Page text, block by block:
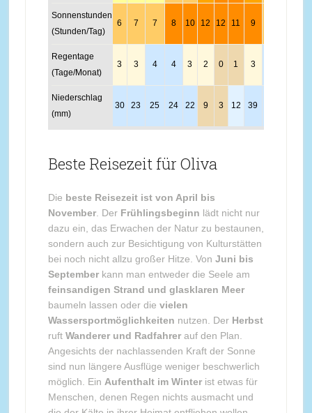
Sonnenstunden
(Stunden/Tag)
6 7 7 8 10 12 12 11 9
Regentage
(Tage/Monat)
3 3 4 4 3 2 0 1 3
Niederschlag
(mm)
30 23 25 24 22 9 3 12 39
Beste Reisezeit für Oliva
Die beste Reisezeit ist von April bis
November. Der Frühlingsbeginn lädt nicht nur
dazu ein, das Erwachen der Natur zu bestaunen,
sondern auch zur Besichtigung von Kulturstätten
bei noch nicht allzu großer Hitze. Von Juni bis
Septemberkann man entweder die Seele am
feinsandigen Strand und glasklaren Meer
baumeln lassen oder die vielen
Wassersportmöglichkeiten nutzen. Der Herbst
ruft Wanderer und Radfahrerauf den Plan.
Angesichts der nachlassenden Kraft der Sonne
sind nun längere Ausflüge weniger beschwerlich
möglich. Ein Aufenthalt im Winterist etwas für
Menschen, denen Regen nichts ausmacht und